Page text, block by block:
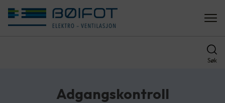
Søk
Adgangskontroll